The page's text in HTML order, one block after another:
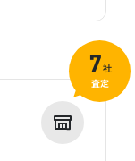
7社
査定